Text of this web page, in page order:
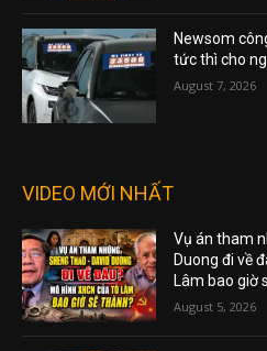
Newsom
tức thì cho
August 7, 2026
VIDEO MỚI NHẤT
Vụ án tham
Duong đi về
Lâm bao giờ
August 5, 2026